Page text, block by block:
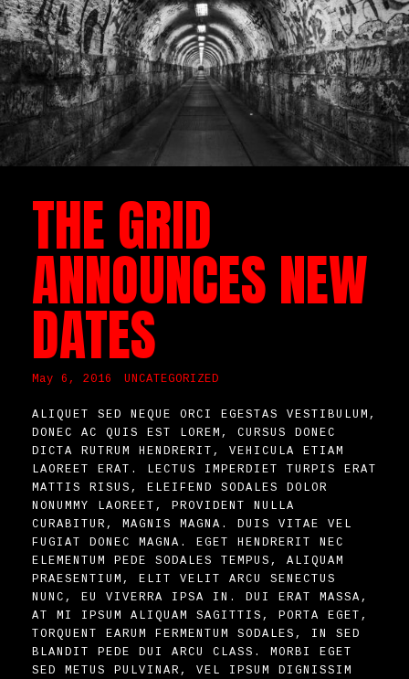
THE GRID
ANNOUNCES NEW
DATES
May 6, 2016 UNCATEGORIZED
ALIQUET SED NEQUE ORCI EGESTAS VESTIBULUM,
DONEC AC QUIS EST LOREM, CURSUS DONEC
DICTA RUTRUM HENDRERIT, VEHICULA ETIAM
LAOREET ERAT. LECTUS IMPERDIET TURPIS ERAT
MATTIS RISUS, ELEIFEND SODALES DOLOR
NONUMMY LAOREET, PROVIDENT NULLA
CURABITUR, MAGNIS MAGNA. DUIS VITAE VEL
FUGIAT DONEC MAGNA. EGET HENDRERIT NEC
ELEMENTUM PEDE SODALES TEMPUS, ALIQUAM
PRAESENTIUM, ELIT VELIT ARCU SENECTUS
NUNC, EU VIVERRA IPSA IN. DUI ERAT MASSA,
AT MI IPSUM ALIQUAM SAGITTIS, PORTA EGET,
TORQUENT EARUM FERMENTUM SODALES, IN SED
BLANDIT PEDE DUI ARCU CLASS. MORBI EGET
SED METUS PULVINAR, VEL IPSUM DIGNISSIM